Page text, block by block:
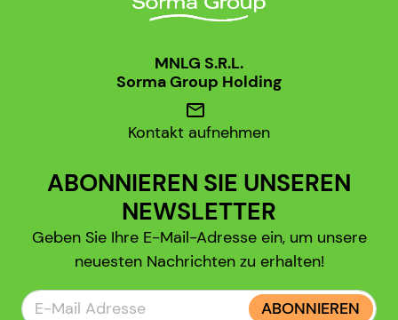
MNLG S.R.L.
Sorma Group Holding
mail
Kontakt aufnehmen
ABONNIEREN SIE UNSEREN
NEWSLETTER
Geben Sie Ihre E-Mail-Adresse ein, um unsere
neuesten Nachrichten zu erhalten!
ABONNIEREN